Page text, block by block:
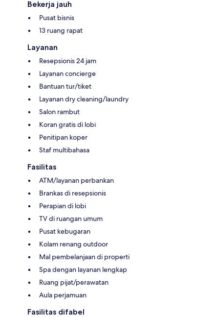
Bekerja jauh
Pusat bisnis
13 ruang rapat
Layanan
Resepsionis 24 jam
Layanan concierge
Bantuan tur/tiket
Layanan dry cleaning/laundry
Salon rambut
Koran gratis di lobi
Penitipan koper
Staf multibahasa
Fasilitas
ATM/layanan perbankan
Brankas di resepsionis
Perapian di lobi
TV di ruangan umum
Pusat kebugaran
Kolam renang outdoor
Mal pembelanjaan di properti
Spa dengan layanan lengkap
Ruang pijat/perawatan
Aula perjamuan
Fasilitas difabel